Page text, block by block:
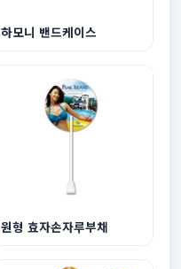
하모니 밴드케이스
원형 효자손자루부채